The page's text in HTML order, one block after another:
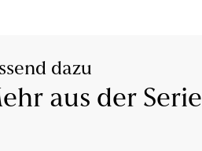
dazu
aus der Serie